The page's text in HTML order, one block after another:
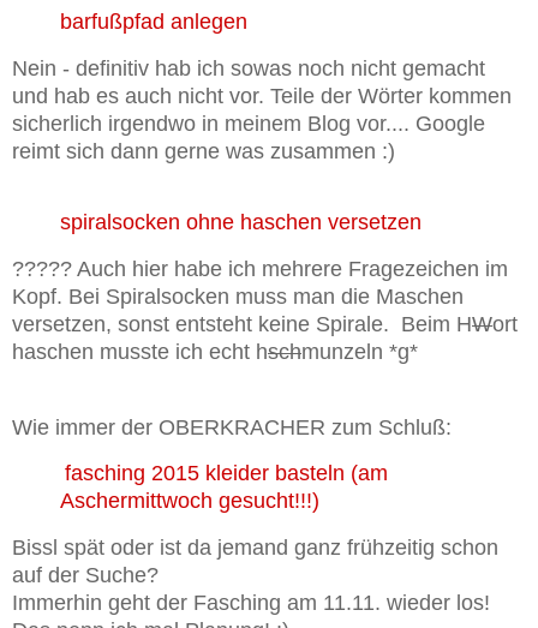
barfußpfad anlegen
Nein - definitiv hab ich sowas noch nicht gemacht
und hab es auch nicht vor. Teile der Wörter kommen
sicherlich irgendwo in meinem Blog vor.... Google
reimt sich dann gerne was zusammen :)
spiralsocken ohne haschen versetzen
????? Auch hier habe ich mehrere Fragezeichen im
Kopf. Bei Spiralsocken muss man die Maschen
versetzen, sonst entsteht keine Spirale. Beim HWort
haschen musste ich echt hschmunzeln *g*
Wie immer der OBERKRACHER zum Schluß:
fasching 2015 kleider basteln (am
Aschermittwoch gesucht!!!)
Bissl spät oder ist da jemand ganz frühzeitig schon
auf der Suche?
Immerhin geht der Fasching am 11.11. wieder los!